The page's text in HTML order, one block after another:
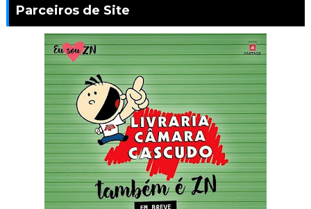
Parceiros de Site